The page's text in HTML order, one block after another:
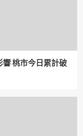
桃市今日累計破